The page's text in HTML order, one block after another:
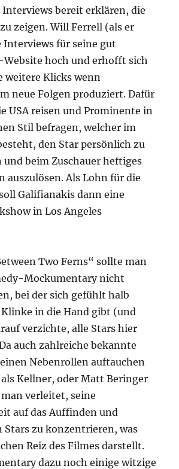
Interviews bereit erklären, die
zeigen. Will Ferrell (als er
Interviews für seine gut
Website hoch und erhofft sich
weitere Klicks wenn
neue Folgen produziert. Dafür
USA reisen und Prominente in
Stil befragen, welcher im
den Star persönlich zu
beim Zuschauer heftiges
auszulösen. Als Lohn für die
Galifianakis dann eine
in Los Angeles
Two Ferns“ sollte man
Mockumentary nicht
bei der sich gefühlt halb
in die Hand gibt (und
verzichte, alle Stars hier
auch zahlreiche bekannte
Nebenrollen auftauchen
als Kellner, oder Matt Beringer
verleitet, seine
auf das Auffinden und
Stars zu konzentrieren, was
Reiz des Filmes darstellt.
dazu noch einige witzige